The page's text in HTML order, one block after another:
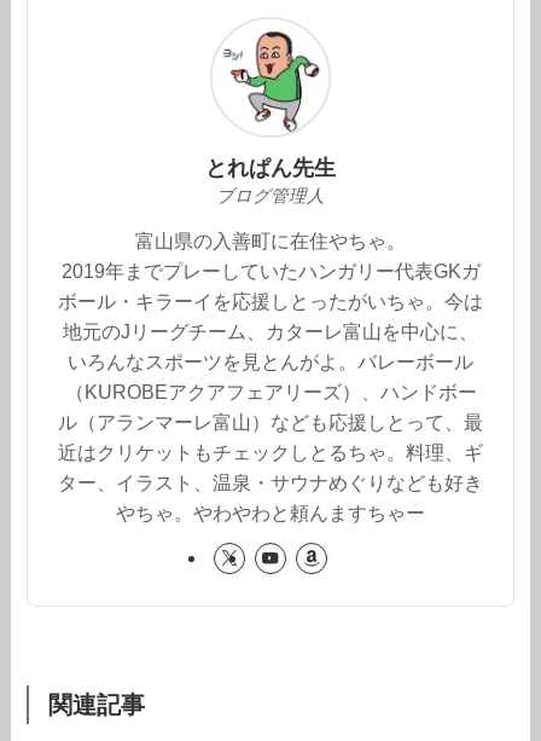
とれぱん先生
ブログ管理人
富山県の入善町に在住やちゃ。
2019年までプレーしていたハンガリー代表GKガ
ボール・キラーイを応援しとったがいちゃ。今は
地元のJリーグチーム、カターレ富山を中心に、
いろんなスポーツを見とんがよ。バレーボール
（KUROBEアクアフェアリーズ）、ハンドボー
ル（アランマーレ富山）なども応援しとって、最
近はクリケットもチェックしとるちゃ。料理、ギ
ター、イラスト、温泉・サウナめぐりなども好き
やちゃ。やわやわと頼んますちゃー
関連記事